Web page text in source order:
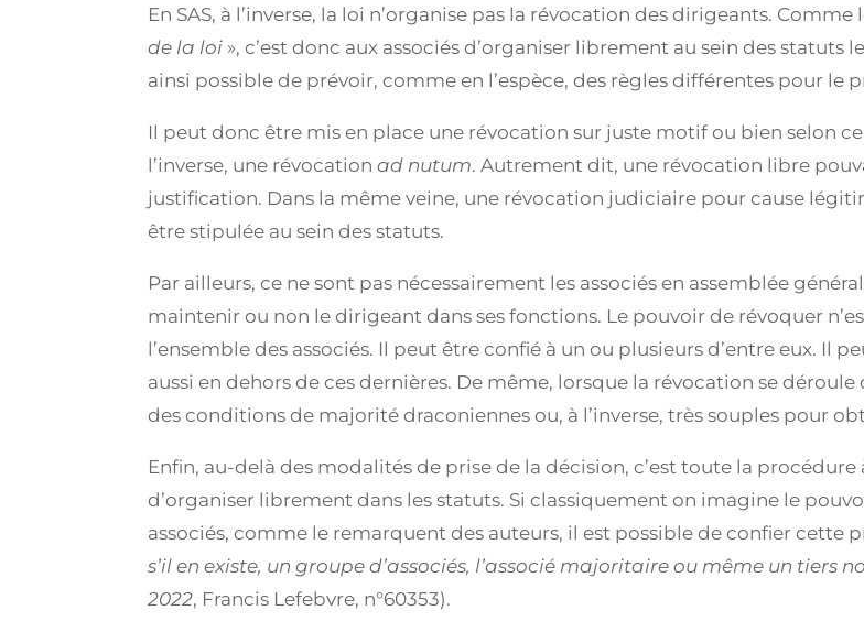
En SAS, à l’inverse, la loi n’organise pas la révocation des dirigeants.
de la loi », c’est donc aux associés d’organiser librement au sein des
ainsi possible de prévoir, comme en l’espèce, des règles différentes pour le
Il peut donc être mis en place une révocation sur juste motif ou bien selon
l’inverse, une révocationad nutum. Autrement dit, une révocation libre
justification. Dans la même veine, une révocation judiciaire pour cause
être stipulée au sein des statuts.
Par ailleurs, ce ne sont pas nécessairement les associés en assemblée
maintenir ou non le dirigeant dans ses fonctions. Le pouvoir de révoquer
l’ensemble des associés. Il peut être confié à un ou plusieurs d’entre eux. Il
aussi en dehors de ces dernières. De même, lorsque la révocation se
des conditions de majorité draconiennes ou, à l’inverse, très souples pour
Enfin, au-delà des modalités de prise de la décision, c’est toute la procédure
d’organiser librement dans les statuts. Si classiquement on imagine le
associés, comme le remarquent des auteurs, il est possible de confier cette
s’il en existe, un groupe d’associés, l’associé majoritaire ou même un tiers
2022, Francis Lefebvre, n°60353).